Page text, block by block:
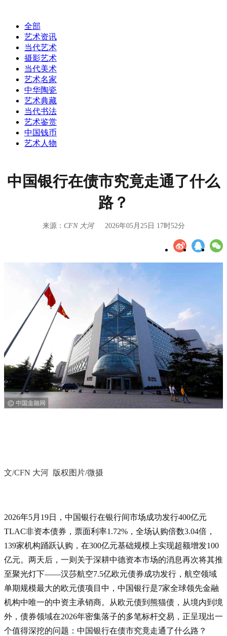
全部
艺术资讯
当代艺术
摄影艺术
当代美术
艺术名家
中华陶瓷
艺术典藏
当代书法
艺术鉴赏
中国钱币
艺术人物
中国银行在债市究竟走通了什么
路？
来源： CFN 大河 2026年05月25日 17时52分
文/CFN 大河 版权图片/微摄
2026年5月19日，中国银行在银行间市场成功发行400亿元
TLAC非资本债券，票面利率1.72%，全场认购倍数3.04倍，
139家机构踊跃认购，在300亿元基础规模上实现超额增发100
亿元。两天后，一则关于深耕中德资本市场的消息再次将其推
至聚光灯下——汉莎航空7.5亿欧元债券成功发行，航空领域
单期规模最大的欧元债项目中，中国银行是7家全球领先金融
机构中唯一的中资主承销商。从欧元债到熊猫债，从境内到境
外，债券领域在2026年密集落子的多笔标杆交易，正呈现出一
个值得深挖的问题：中国银行在债市究竟走通了什么路？